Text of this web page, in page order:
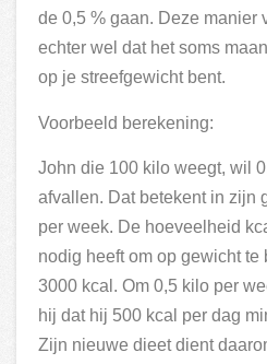
de 0,5 % gaan. Deze manier
echter wel dat het soms
op je streefgewicht bent.
Voorbeeld berekening:
John die 100 kilo weegt, wil
afvallen. Dat betekent in zijn
per week. De hoeveelheid
nodig heeft om op gewicht
3000 kcal. Om 0,5 kilo per
hij dat hij 500 kcal per dag
Zijn nieuwe dieet dient